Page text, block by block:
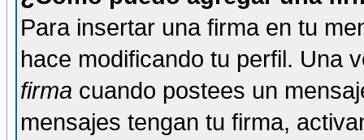
Para insertar una firma en tu
hace modificando tu perfil. Una
firma cuando postees un
mensajes tengan tu firma,